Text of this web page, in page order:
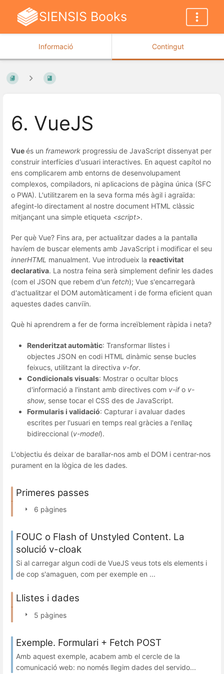
SIENSIS Books
Informació Contingut
6. VueJS
Vueés un framework progressiu de JavaScript dissenyat per
construir interfícies d'usuari interactives. En aquest capítol no
ens complicarem amb entorns de desenvolupament
complexos, compiladors, ni aplicacions de pàgina única (SFC
o PWA). L'utilitzarem en la seva forma més àgil i agraïda:
afegint-lo directament al nostre document HTML clàssic
mitjançant una simple etiqueta <script>.
Per què Vue? Fins ara, per actualitzar dades a la pantalla
havíem de buscar elements amb JavaScript i modificar el seu
innerHTML manualment. Vue introdueix la reactivitat
declarativa. La nostra feina serà simplement definir les dades
(com el JSON que rebem d'un fetch); Vue s'encarregarà
d'actualitzar el DOM automàticament i de forma eficient quan
aquestes dades canviïn.
Què hi aprendrem a fer de forma increïblement ràpida i neta?
Renderitzat automàtic: Transformar llistes i
objectes JSON en codi HTML dinàmic sense bucles
feixucs, utilitzant la directiva v-for.
Condicionals visuals: Mostrar o ocultar blocs
d'informació a l'instant amb directives com v-ifo v-
show, sense tocar el CSS des de JavaScript.
Formularis i validació: Capturar i avaluar dades
escrites per l'usuari en temps real gràcies a l'enllaç
bidireccional (v-model).
L'objectiu és deixar de barallar-nos amb el DOM i centrar-nos
purament en la lògica de les dades.
Primeres passes
6 pàgines
FOUC o Flash of Unstyled Content. La
solució v-cloak
Si al carregar algun codi de VueJS veus tots els elements i
de cop s'amaguen, com per exemple en ...
Llistes i dades
5 pàgines
Exemple. Formulari + Fetch POST
Amb aquest exemple, acabem amb el cercle de la
comunicació web: no només llegim dades del servido...